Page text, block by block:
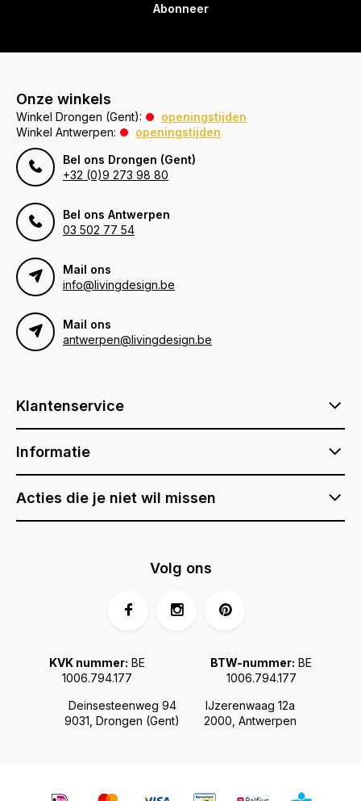
Abonneer
Onze winkels
Winkel Drongen (Gent):
openingstijden
Winkel Antwerpen:
openingstijden
Bel ons Drongen (Gent)
+32 (0)9 273 98 80
Bel ons Antwerpen
03 502 77 54
Mail ons
info@livingdesign.be
Mail ons
antwerpen@livingdesign.be
Klantenservice
Informatie
Acties die je niet wil missen
Deinsesteenweg 94
9031, Drongen (Gent)
IJzerenwaag 12a
2000, Antwerpen
KVK nummer: BE
1006.794.177
BTW-nummer: BE
1006.794.177
Volg ons